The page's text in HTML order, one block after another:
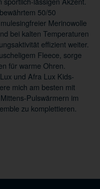
50/50
Merinowolle
bei kalten Temperaturen
effizient weiter.
Fleece, sorge
für warme Ohren.
und Afra Lux Kids-
mich am besten mit
Pulswärmern im
zu komplettieren.